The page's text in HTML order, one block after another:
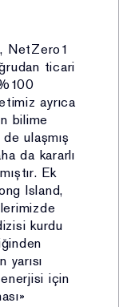
NetZero1
ticari
ayrıca
bilime
ulaşmış
da kararlı
Ek
Island,
kurdu
için
hesap
müşteri işlem,
lokasyon,
bilgisi)
ve
güvenliğinin
görsel ve
bir hakkın
işlemenin
kapsamında